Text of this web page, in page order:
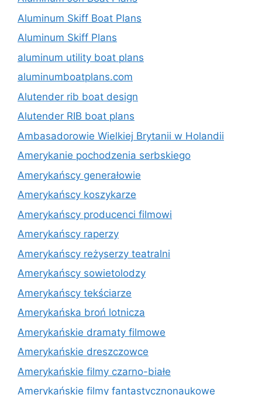
Aluminum Skiff Boat Plans
Aluminum Skiff Plans
aluminum utility boat plans
aluminumboatplans.com
Alutender rib boat design
Alutender RIB boat plans
Ambasadorowie Wielkiej Brytanii w Holandii
Amerykanie pochodzenia serbskiego
Amerykańscy generałowie
Amerykańscy koszykarze
Amerykańscy producenci filmowi
Amerykańscy raperzy
Amerykańscy reżyserzy teatralni
Amerykańscy sowietolodzy
Amerykańscy tekściarze
Amerykańska broń lotnicza
Amerykańskie dramaty filmowe
Amerykańskie dreszczowce
Amerykańskie filmy czarno-białe
Amerykańskie filmy fantastycznonaukowe